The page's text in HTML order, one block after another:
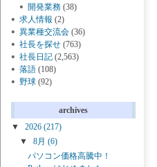
開発業務 (38)
求人情報 (2)
異業種交流会 (36)
社長を探せ (763)
社長日記 (2,563)
落語 (108)
野球 (92)
archives
▼
2026 (217)
▼
8月 (6)
パソコン価格高騰中！